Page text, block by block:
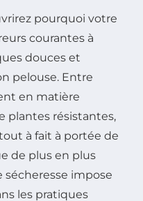
pourquoi votre
courantes à
douces et
pelouse. Entre
en matière
plantes résistantes,
à fait à portée de
de plus en plus
sécheresse impose
les pratiques